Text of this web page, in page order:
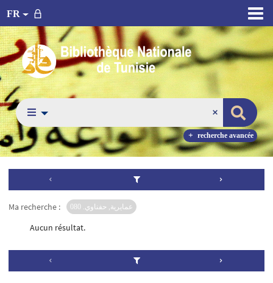
FR
recherche avancée
Ma recherche : عمايرية, حفناوي. 080
Aucun résultat.